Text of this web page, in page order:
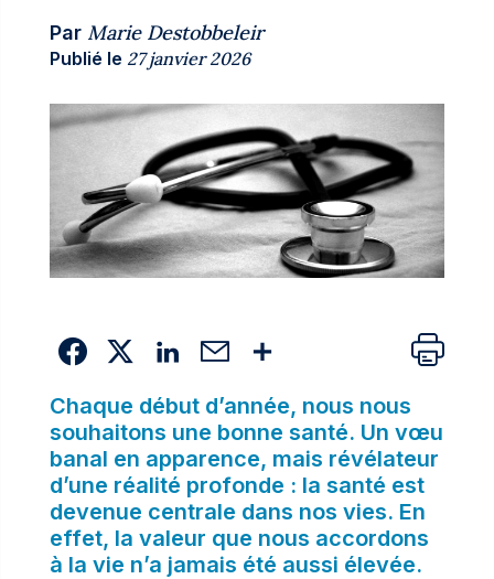
Par Marie Destobbeleir
Publié le 27 janvier 2026
Chaque début d’année, nous nous
souhaitons une bonne santé. Un vœu
banal en apparence, mais révélateur
d’une réalité profonde : la santé est
devenue centrale dans nos vies. En
effet, la valeur que nous accordons
à la vie n’a jamais été aussi élevée.